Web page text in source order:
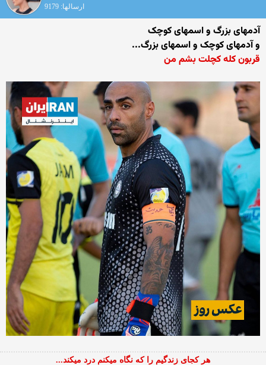
ارسالها: 9179
آدمهای بزرگ و اسمهای کوچک
و آدمهای کوچک و اسمهای بزرگ...
قربون کله کچلت بشم من
هر کجای زندگیم را که نگاه میکنم درد میکند...